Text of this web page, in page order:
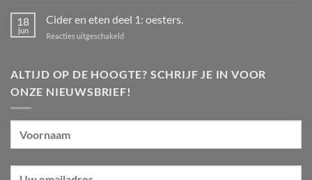
24
augustus
vs
appel!
18
jun
Cider en eten deel 1: oesters.
Reacties uitgeschakeldvoor
eten
1:
ALTIJD OP DE HOOGTE? SCHRIJF JE IN VOOR
ONZE NIEUWSBRIEF!